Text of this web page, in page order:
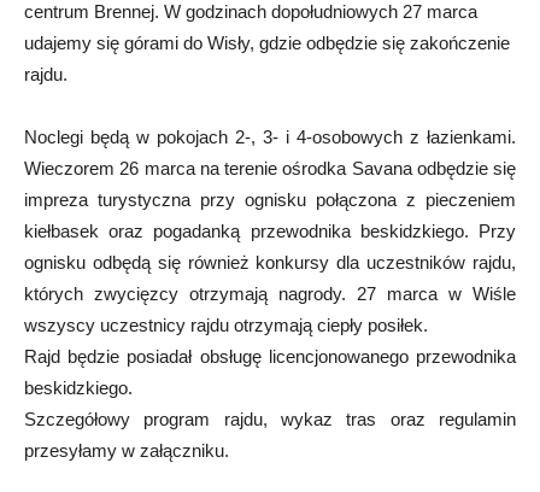
centrum Brennej. W godzinach dopołudniowych 27 marca
udajemy się górami do Wisły, gdzie odbędzie się zakończenie
rajdu.
Noclegi będą w pokojach 2-, 3- i 4-osobowych z łazienkami.
Wieczorem 26 marca na terenie ośrodka Savana odbędzie się
impreza turystyczna przy ognisku połączona z pieczeniem
kiełbasek oraz pogadanką przewodnika beskidzkiego. Przy
ognisku odbędą się również konkursy dla uczestników rajdu,
których zwycięzcy otrzymają nagrody. 27 marca w Wiśle
wszyscy uczestnicy rajdu otrzymają ciepły posiłek.
Rajd będzie posiadał obsługę licencjonowanego przewodnika
beskidzkiego.
Szczegółowy program rajdu, wykaz tras oraz regulamin
przesyłamy w załączniku.